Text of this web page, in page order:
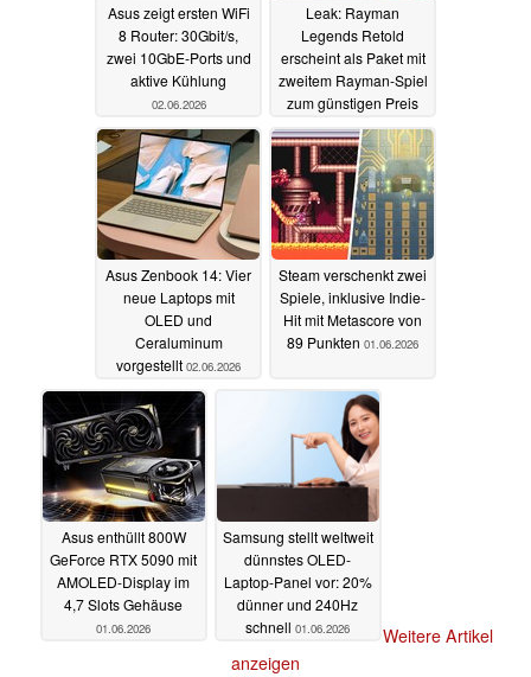
Asus zeigt ersten WiFi
8 Router: 30Gbit/s,
zwei 10GbE-Ports und
aktive Kühlung
02.06.2026
Leak: Rayman
Legends Retold
erscheint als Paket mit
zweitem Rayman-Spiel
zum günstigen Preis
02.06.2026
Asus Zenbook 14: Vier
neue Laptops mit
OLED und
Ceraluminum
vorgestellt 02.06.2026
Steam verschenkt zwei
Spiele, inklusive Indie-
Hit mit Metascore von
89 Punkten 01.06.2026
Asus enthüllt 800W
GeForce RTX 5090 mit
AMOLED-Display im
4,7 Slots Gehäuse
01.06.2026
Samsung stellt weltweit
dünnstes OLED-
Laptop-Panel vor: 20%
dünner und 240Hz
schnell 01.06.2026
Weitere Artikel
anzeigen